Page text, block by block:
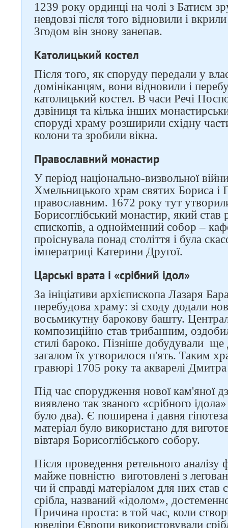
1239 року ординці на чолі з Батиєм
невдовзі після того відновили і
Згодом він знову занепав.
Католицький костел
Після того, як споруду передали у
домініканцям, вони відновили і
католицький костел. В часи Речі
дзвіниця та кілька інших
споруді храму розширили східну
колони та зробили вікна.
Православний монастир
У період національно-визвольної
Хмельницького храм святих Бориса і
православним. 1672 року тут
Борисоглібський монастир, який став
єпископів, а однойменний собор –
проіснувала понад століття і була
імператриці Катерини Другої.
Царські врата і «срібний ідол»
За ініціативи архієпископа Лазаря
перебудова храму: зі сходу додали
восьмикутну барокову башту.
композиційно став трибанним,
стилі бароко. Пізніше добудували ще
загалом їх утворилося п'ять. Таким
гравюрі 1705 року та акварелі
Під час спорудження нової кам'яної
виявлено так званого «срібного
було два). Є поширена і давня
матеріал було використано для
вівтаря Борисоглібського собору.
Після проведення ретельного аналізу
майже повністю виготовлені з
чи й справді матеріалом для них став
срібла, названий «ідолом»,
Причина проста: в той час, коли
ювеліри Європи використовували
Слідкуйте за нами в
соцмережах